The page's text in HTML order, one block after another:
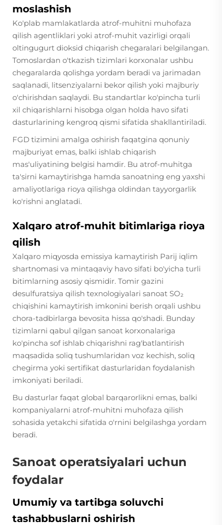
moslashish
Ko'plab mamlakatlarda atrof-muhitni muhofaza
qilish agentliklari yoki atrof-muhit vazirligi orqali
oltingugurt dioksid chiqarish chegaralari belgilangan.
Tomoslardan o'tkazish tizimlari korxonalar ushbu
chegaralarda qolishga yordam beradi va jarimadan
saqlanadi, litsenziyalarni bekor qilish yoki majburiy
o'chirishdan saqlaydi. Bu standartlar ko'pincha turli
xil chiqarishlarni hisobga olgan holda havo sifati
dasturlarining kengroq qismi sifatida shakllantiriladi.
FGD tizimini amalga oshirish faqatgina qonuniy
majburiyat emas, balki ishlab chiqarish
mas'uliyatining belgisi hamdir. Bu atrof-muhitga
ta'sirni kamaytirishga hamda sanoatning eng yaxshi
amaliyotlariga rioya qilishga oldindan tayyorgarlik
ko'rishni anglatadi.
Xalqaro atrof-muhit bitimlariga rioya
qilish
Xalqaro miqyosda emissiya kamaytirish Parij iqlim
shartnomasi va mintaqaviy havo sifati bo'yicha turli
bitimlarning asosiy qismidir. Tomir gazini
desulfuratsiya qilish texnologiyalari sanoat SO₂
chiqishini kamaytirish imkonini berish orqali ushbu
chora-tadbirlarga bevosita hissa qo'shadi. Bunday
tizimlarni qabul qilgan sanoat korxonalariga
ko'pincha sof ishlab chiqarishni rag'batlantirish
maqsadida soliq tushumlaridan voz kechish, soliq
chegirma yoki sertifikat dasturlaridan foydalanish
imkoniyati beriladi.
Bu dasturlar faqat global barqarorlikni emas, balki
kompaniyalarni atrof-muhitni muhofaza qilish
sohasida yetakchi sifatida o'rnini belgilashga yordam
beradi.
Sanoat operatsiyalari uchun
foydalar
Umumiy va tartibga soluvchi
tashabbuslarni oshirish